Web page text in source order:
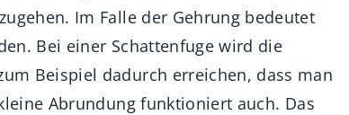
Im Falle der Gehrung bedeutet
Bei einer Schattenfuge wird die
Beispiel dadurch erreichen, dass man
Abrundung funktioniert auch. Das